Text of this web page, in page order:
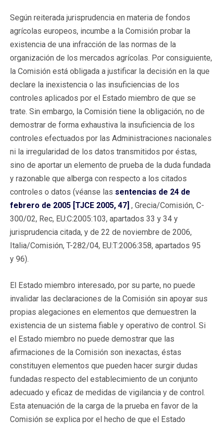
Según reiterada jurisprudencia en materia de fondos
agrícolas europeos, incumbe a la Comisión probar la
existencia de una infracción de las normas de la
organización de los mercados agrícolas. Por consiguiente,
la Comisión está obligada a justificar la decisión en la que
declare la inexistencia o las insuficiencias de los
controles aplicados por el Estado miembro de que se
trate. Sin embargo, la Comisión tiene la obligación, no de
demostrar de forma exhaustiva la insuficiencia de los
controles efectuados por las Administraciones nacionales
ni la irregularidad de los datos transmitidos por éstas,
sino de aportar un elemento de prueba de la duda fundada
y razonable que alberga con respecto a los citados
controles o datos (véanse las sentencias de 24 de
febrero de 2005 [TJCE 2005, 47] , Grecia/Comisión, C-
300/02, Rec, EU:C:2005:103, apartados 33 y 34 y
jurisprudencia citada, y de 22 de noviembre de 2006,
Italia/Comisión, T-282/04, EU:T:2006:358, apartados 95
y 96).
El Estado miembro interesado, por su parte, no puede
invalidar las declaraciones de la Comisión sin apoyar sus
propias alegaciones en elementos que demuestren la
existencia de un sistema fiable y operativo de control. Si
el Estado miembro no puede demostrar que las
afirmaciones de la Comisión son inexactas, éstas
constituyen elementos que pueden hacer surgir dudas
fundadas respecto del establecimiento de un conjunto
adecuado y eficaz de medidas de vigilancia y de control.
Esta atenuación de la carga de la prueba en favor de la
Comisión se explica por el hecho de que el Estado